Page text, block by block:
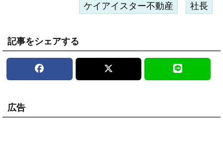
ケイアイスター不動産 社長
記事をシェアする
広告